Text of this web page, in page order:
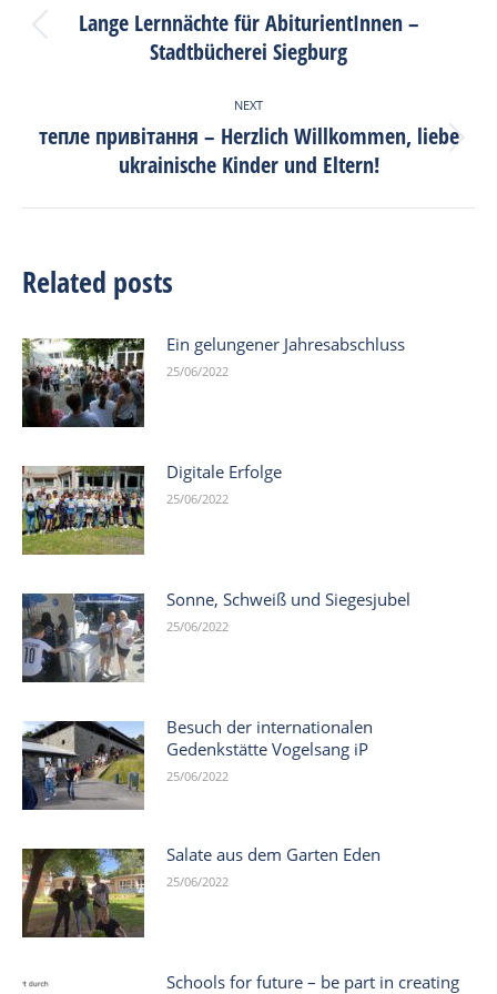
navigation
Previous
post:
Lange Lernnächte für AbiturientInnen –
Stadtbücherei Siegburg
NEXT
Next
post:
тепле привітання – Herzlich Willkommen, liebe
ukrainische Kinder und Eltern!
Related posts
Ein gelungener Jahresabschluss
25/06/2022
Digitale Erfolge
25/06/2022
Sonne, Schweiß und Siegesjubel
25/06/2022
Besuch der internationalen
Gedenkstätte Vogelsang iP
25/06/2022
Salate aus dem Garten Eden
25/06/2022
Schools for future – be part in creating